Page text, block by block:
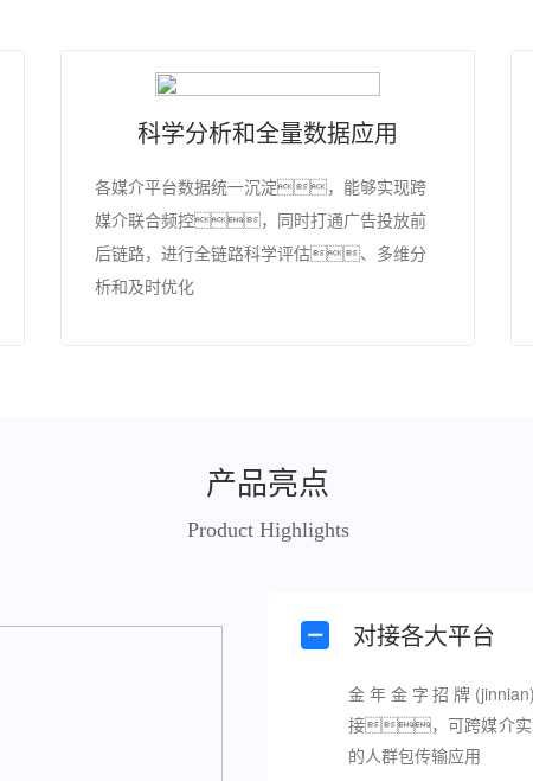
科学分析和全量数据应用
各媒介平台数据统一沉淀，能够实现跨
媒介联合频控，同时打通广告投放前
后链路，进行全链路科学评估、多维分
析和及时优化
产品亮点
Product Highlights
对接各大平台
金年金字招牌
接，可跨媒介
的人群包传输应用